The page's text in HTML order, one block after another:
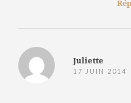
Juliette
17 JUIN 2014